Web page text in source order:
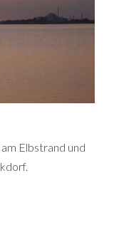
am Elbstrand und